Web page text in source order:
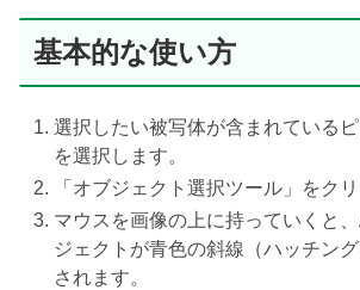
基本的な使い方
選択したい被写体が含まれている
を選択します。
「オブジェクト選択ツール」をク
マウスを画像の上に持っていくと
ジェクトが青色の斜線（ハッチン
されます。